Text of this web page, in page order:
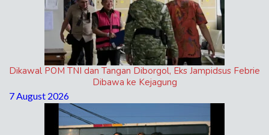
Dikawal POM TNI dan Tangan Diborgol, Eks Jampidsus Febrie
Dibawa ke Kejagung
7 August 2026